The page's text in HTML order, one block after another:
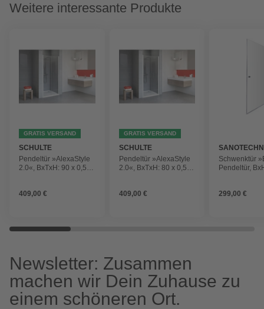
Weitere interessante Produkte
GRATIS VERSAND
SCHULTE
Pendeltür »AlexaStyle
2.0«, BxTxH: 90 x 0,5 x
409,00 €
GRATIS VERSAND
SCHULTE
Pendeltür »AlexaStyle
2.0«, BxTxH: 80 x 0,5 x
409,00 €
Schwenktür
Pendeltür,
299,00 €
Newsletter: Zusammen
machen wir Dein Zuhause zu
einem schöneren Ort.